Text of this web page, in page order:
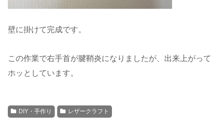
壁に掛けて完成です。
この作業で右手首が腱鞘炎になりましたが、出来上がって
ホッとしています。
DIY・手作り レザークラフト